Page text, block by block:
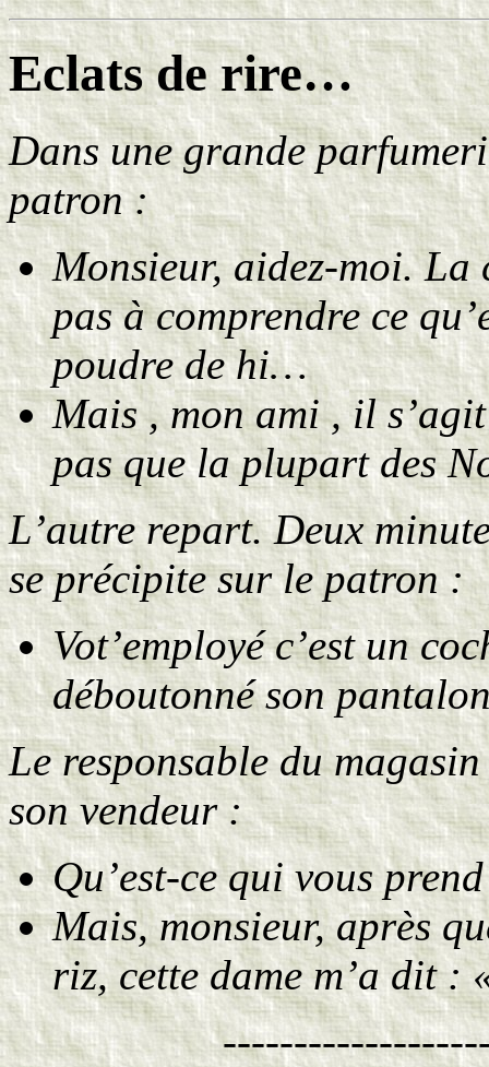
Eclats de rire…
Dans une grande
patron :
Monsieur, aidez-moi.
pas à comprendre ce
poudre de hi…
Mais , mon ami , il
pas que la plupart des
L’autre repart. Deux
se précipite sur le patron :
Vot’employé c’est un
déboutonné son
Le responsable du
son vendeur :
Qu’est-ce qui vous
Mais, monsieur, après
riz, cette dame m’a dit :